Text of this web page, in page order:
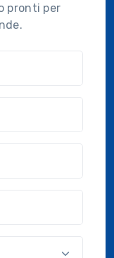
pronti per